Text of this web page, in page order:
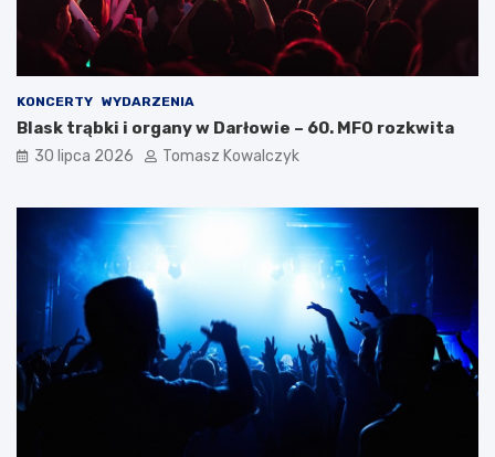
KONCERTY WYDARZENIA
Blask trąbki i organy w Darłowie – 60. MFO rozkwita
30 lipca 2026 Tomasz Kowalczyk